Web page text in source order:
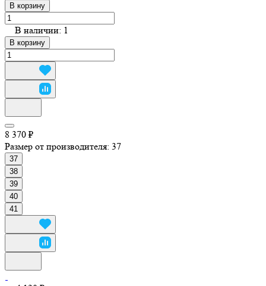
В корзину
В наличии: 1
В корзину
8 370 ₽
Размер от производителя: 37
37
38
39
40
41